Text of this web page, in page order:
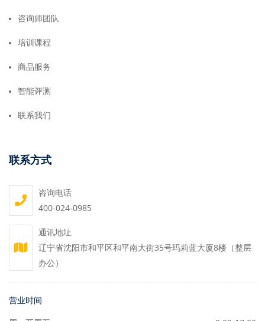
咨询师团队
培训课程
商品服务
智能评测
联系我们
联系方式
咨询电话
400-024-0985
通讯地址
辽宁省沈阳市和平区和平南大街35号玛莉蓝大厦8楼（整层
办公）
营业时间